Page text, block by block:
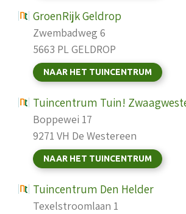
GroenRijk Geldrop
Zwembadweg 6
5663 PL GELDROP
NAAR HET TUINCENTRUM
Tuincentrum Tuin!
Boppewei 17
9271 VH De Westereen
NAAR HET TUINCENTRUM
Tuincentrum Den Helder
Texelstroomlaan 1